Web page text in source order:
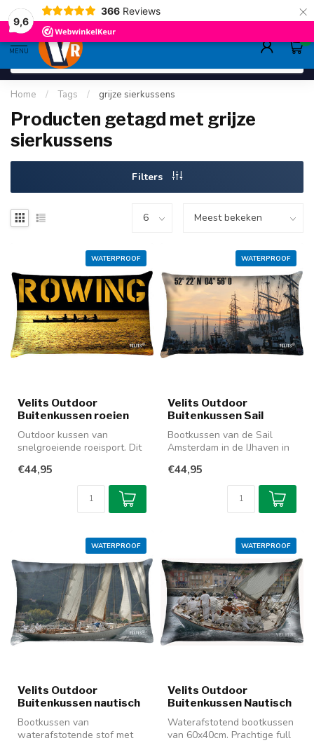
9,6
366 Reviews ×
gratis verzending>80,-
MENU
0
Home / Tags / grijze sierkussens
Producten getagd met grijze
sierkussens
Filters
WATERPROOF
Velits Outdoor
Buitenkussen roeien
Outdoor kussen van
snelgroeiende roeisport. Dit
zorgt oo...
€44,95
WATERPROOF
Velits Outdoor
Buitenkussen Sail
Bootkussen van de Sail
Amsterdam in de IJhaven in
kus...
€44,95
WATERPROOF
Velits Outdoor
Buitenkussen nautisch
Bootkussen van
waterafstotende stof met
WATERPROOF
Velits Outdoor
Buitenkussen Nautisch
Waterafstotend bootkussen
van 60x40cm. Prachtige full